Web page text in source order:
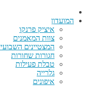
המועדון
איציק פרנקו
צוות המאמנים
המצטיינים
חגורות שחורות
טבלת פעילות
גלרייה
איפונים